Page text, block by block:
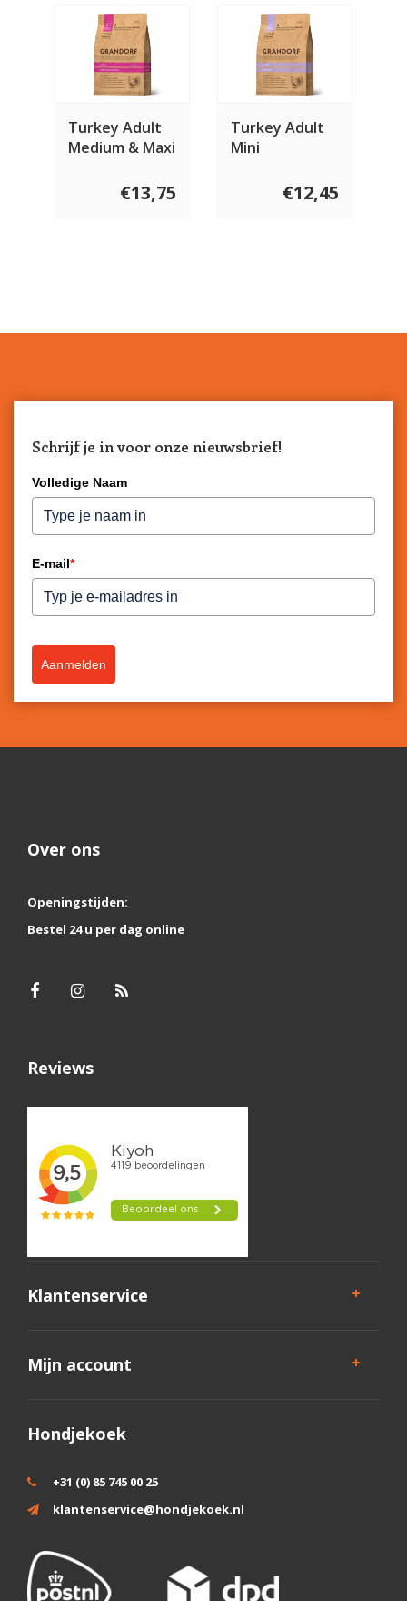
Turkey Adult
Medium & Maxi
€13,75
Turkey Adult
Mini
€12,45
Schrijf je in voor onze nieuwsbrief!
Volledige Naam
E-mail*
Aanmelden
Over ons
Openingstijden:
Bestel 24 u per dag online
Reviews
Klantenservice
Mijn account
Hondjekoek
+31 (0) 85 745 00 25
klantenservice@hondjekoek.nl